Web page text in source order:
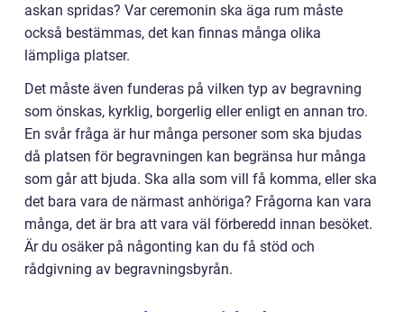
askan spridas? Var ceremonin ska äga rum måste
också bestämmas, det kan finnas många olika
lämpliga platser.
Det måste även funderas på vilken typ av begravning
som önskas, kyrklig, borgerlig eller enligt en annan tro.
En svår fråga är hur många personer som ska bjudas
då platsen för begravningen kan begränsa hur många
som går att bjuda. Ska alla som vill få komma, eller ska
det bara vara de närmast anhöriga? Frågorna kan vara
många, det är bra att vara väl förberedd innan besöket.
Är du osäker på någonting kan du få stöd och
rådgivning av begravningsbyrån.